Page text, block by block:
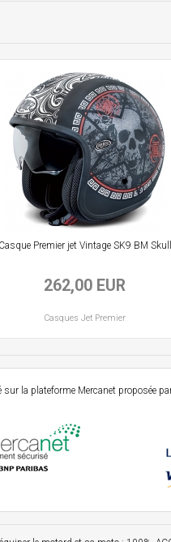
Casque Premier jet Vintage SK9 BM Skull
262,00 EUR
Casques Jet Premier
la plateforme Mercanet proposée